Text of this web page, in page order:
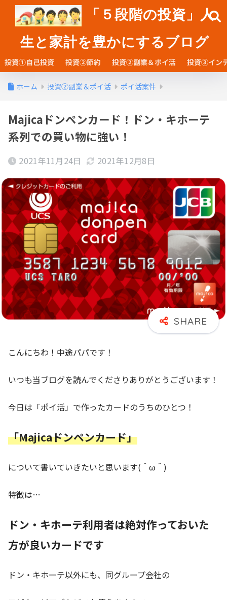
「５段階の投資」人
生と家計を豊かにするブログ
投資①自己投資 投資②節約 投資②副業＆ポイ活 投資③イン
ホーム 投資②副業＆ポイ活 ポイ活案件
Majicaドンペンカード！ドン・キホーテ
系列での買い物に強い！
2021年11月24日 2021年12月8日
こんにちわ！中途パパです！
いつも当ブログを読んでくださりありがとうございます！
今日は「ポイ活」で作ったカードのうちのひとつ！
「Majicaドンペンカード」
について書いていきたいと思います(＾ω＾)
特徴は…
ドン・キホーテ利用者は絶対作っておいた
方が良いカードです
ドン・キホーテ以外にも、同グループ会社の